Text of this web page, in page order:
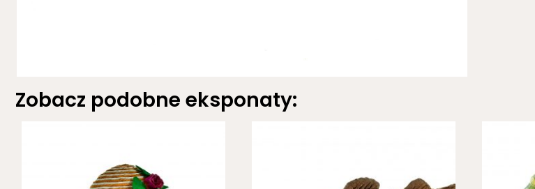
Zobacz podobne eksponaty: